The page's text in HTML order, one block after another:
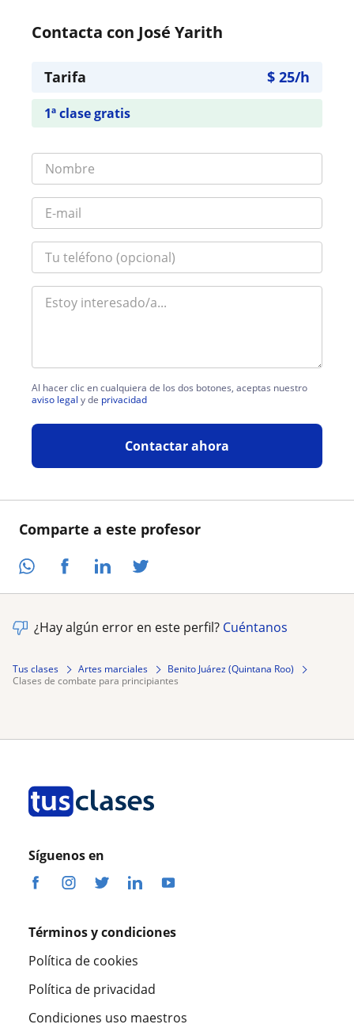
Comparte a este profesor
Contacta con José Yarith
Tarifa $ 25/h
1ª clase gratis
Al hacer clic en cualquiera de los dos botones, aceptas nuestro
aviso legal y de privacidad
Contactar ahora
¿Hay algún error en este perfil? Cuéntanos
Tus clases Artes marciales
Benito Juárez (Quintana Roo)
clases de combate para principiantes
Síguenos en
Términos y condiciones
Política de cookies
Política de privacidad
Condiciones uso maestros